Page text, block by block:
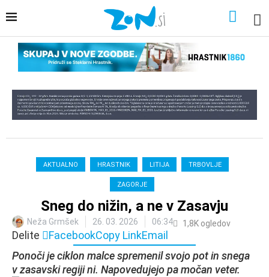
AKTUALNO HRASTNIK LITIJA TRBOVLJE
ZAGORJE
Sneg do nižin, a ne v Zasavju
Neža Grmšek 26. 03. 2026 06:34 1,8K ogledov
Delite FacebookCopy LinkEmail
Ponoči je ciklon malce spremenil svojo pot in snega
v zasavski regiji ni. Napovedujejo pa močan veter.